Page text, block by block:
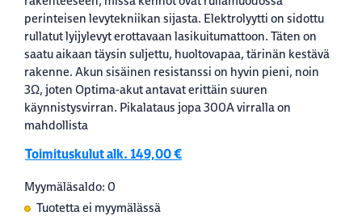
perinteisen levytekniikan sijasta. Elektrolyytti on sidottu
rullatut lyijylevyt erottavaan lasikuitumattoon. Täten on
saatu aikaan täysin suljettu, huoltovapaa, tärinän kestävä
rakenne. Akun sisäinen resistanssi on hyvin pieni, noin
3Ω, joten Optima-akut antavat erittäin suuren
käynnistysvirran. Pikalataus jopa 300A virralla on
mahdollista
Toimituskulut alk. 149,00 €
Myymäläsaldo: 0
Tuotetta ei myymälässä